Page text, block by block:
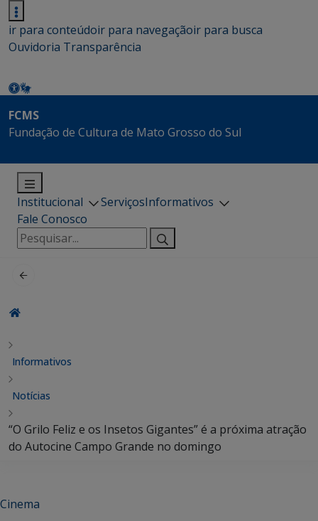
ir para conteúdoir para navegaçãoir para busca
Ouvidoria Transparência
FCMS
Fundação de Cultura de Mato Grosso do Sul
Institucional ServiçosInformativos
Fale Conosco
Pesquisar
por:
Informativos
Notícias
“O Grilo Feliz e os Insetos Gigantes” é a próxima atração
do Autocine Campo Grande no domingo
Cinema